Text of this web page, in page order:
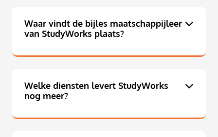
Waar vindt de bijles maatschappijleer
van StudyWorks plaats?
Welke diensten levert StudyWorks
nog meer?